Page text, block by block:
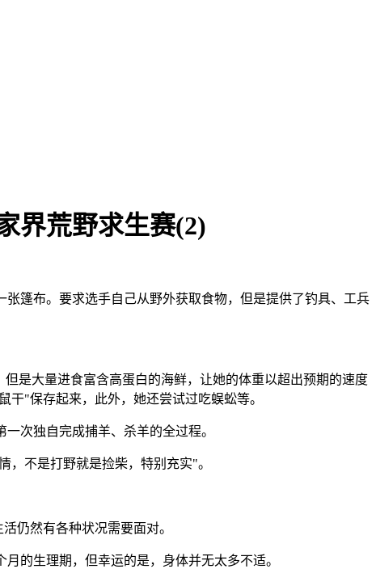
界荒野求生赛(2)
篷布。要求选手自己从野外获取食物，但是提供了钓具、工兵
是大量进食富含高蛋白的海鲜，让她的体重以超出预期的速度
"保存起来，此外，她还尝试过吃蜈蚣等。
次独自完成捕羊、杀羊的全过程。
不是打野就是捡柴，特别充实"。
仍然有各种状况需要面对。
的生理期，但幸运的是，身体并无太多不适。